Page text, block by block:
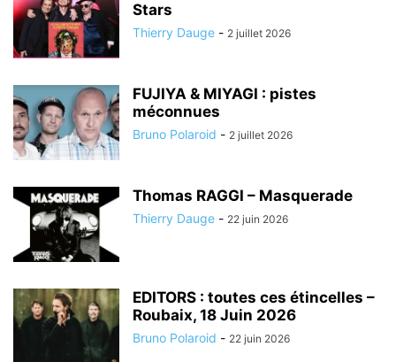
Stars
Thierry Dauge - 2 juillet 2026
FUJIYA & MIYAGI : pistes
méconnues
Bruno Polaroid - 2 juillet 2026
Thomas RAGGI – Masquerade
Thierry Dauge - 22 juin 2026
EDITORS : toutes ces étincelles –
Roubaix, 18 Juin 2026
Bruno Polaroid - 22 juin 2026